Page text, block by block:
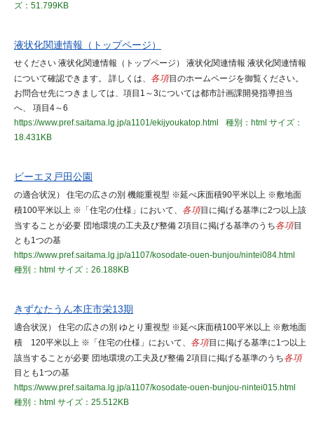
ズ：51.799KB
液状化関連情報（トップページ）
せください 液状化関連情報（トップページ） 液状化関連情報 液状化関連情報
について確認できます。 詳しくは、 各項目のホームページを御覧ください。
お問合せ先につきましては、項目1～3については都市計画課開発指導担当
へ、 項目4～6
https://www.pref.saitama.lg.jp/a1101/ekijyoukatop.html
種別：html サイズ：
18.431KB
ビーエヌ戸田公園
の適合状況） 住宅の広さの別 機能重視型 ※延べ床面積90平米以上 ※敷地面
積100平米以上 ※「住宅の仕様」において、 各項目に掲げる基準に2つ以上該
当することが必要 団地環境の工夫及び整備 2項目に掲げる基準のうち各項目
とも1つの基
https://www.pref.saitama.lg.jp/a1107/kosodate-ouen-bunjou/nintei084.html
種別：html サイズ：26.188KB
きずなたうん本庄市栄13期
適合状況） 住宅の広さの別 ゆとり重視型 ※延べ床面積100平米以上 ※敷地面
積 120平米以上 ※「住宅の仕様」において、 各項目に掲げる基準に1つ以上
該当することが必要 団地環境の工夫及び整備 2項目に掲げる基準のうち各項
目とも1つの基
https://www.pref.saitama.lg.jp/a1107/kosodate-ouen-bunjou-nintei015.html
種別：html サイズ：25.512KB